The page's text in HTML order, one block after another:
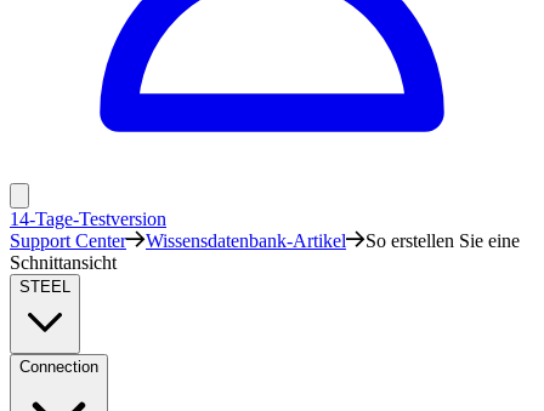
14-Tage-Testversion
Support Center
Wissensdatenbank-Artikel
So erstellen Sie eine
Schnittansicht
STEEL
Connection